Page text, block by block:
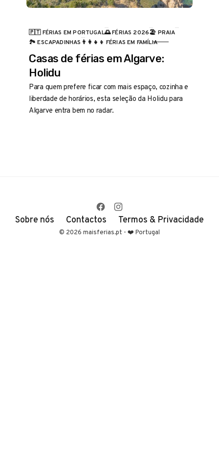
CATEGORIA
🇵🇹 FÉRIAS EM PORTUGAL🌅 FÉRIAS 2026🏖️ PRAIA
🏞️ ESCAPADINHAS 👨‍👩‍👧‍👦 FÉRIAS EM FAMÍLIA
Casas de férias em Algarve:
Holidu
Para quem prefere ficar com mais espaço, cozinha e
liberdade de horários, esta seleção da Holidu para
Algarve entra bem no radar.
Sobre nós Contactos Termos & Privacidade
© 2026 maisferias.pt - ❤️ Portugal